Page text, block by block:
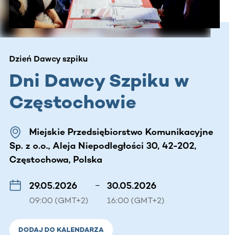
Dzień Dawcy szpiku
Dni Dawcy Szpiku w
Częstochowie
Miejskie Przedsiębiorstwo Komunikacyjne
Sp. z o.o., Aleja Niepodległości 30, 42-202,
Częstochowa, Polska
29.05.2026
09:00 (GMT+2)
– 30.05.2026
16:00 (GMT+2)
DODAJ DO KALENDARZA